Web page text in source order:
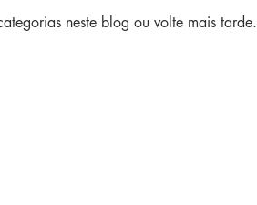
neste blog ou volte mais tarde.